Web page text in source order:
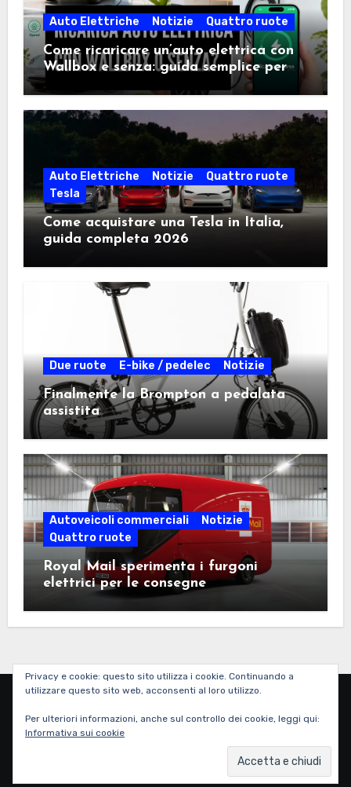
Auto Elettriche Notizie Quattro ruote
Come ricaricare un’auto elettrica con
Wallbox e senza: guida semplice per
scegliere la soluzione giusta
Auto Elettriche Notizie
Quattro ruote
Tesla
Come acquistare una Tesla in Italia,
guida completa 2026
Due ruote E-bike / pedelec Notizie
Finalmente la Brompton a pedalata
assistita
Autoveicoli commerciali
Notizie
Quattro ruote
Royal Mail sperimenta i furgoni
elettrici per le consegne
Corri Elettra Corri
Privacy e cookie: questo sito utilizza i cookie. Continuando a
utilizzare questo sito web, acconsenti al loro utilizzo.
Per ulteriori informazioni, anche sul controllo dei cookie, leggi qui:
Informativa sui cookie